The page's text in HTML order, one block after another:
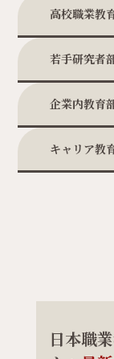
高校職業教
若手研究者
企業内教育
キャリア教
日本職